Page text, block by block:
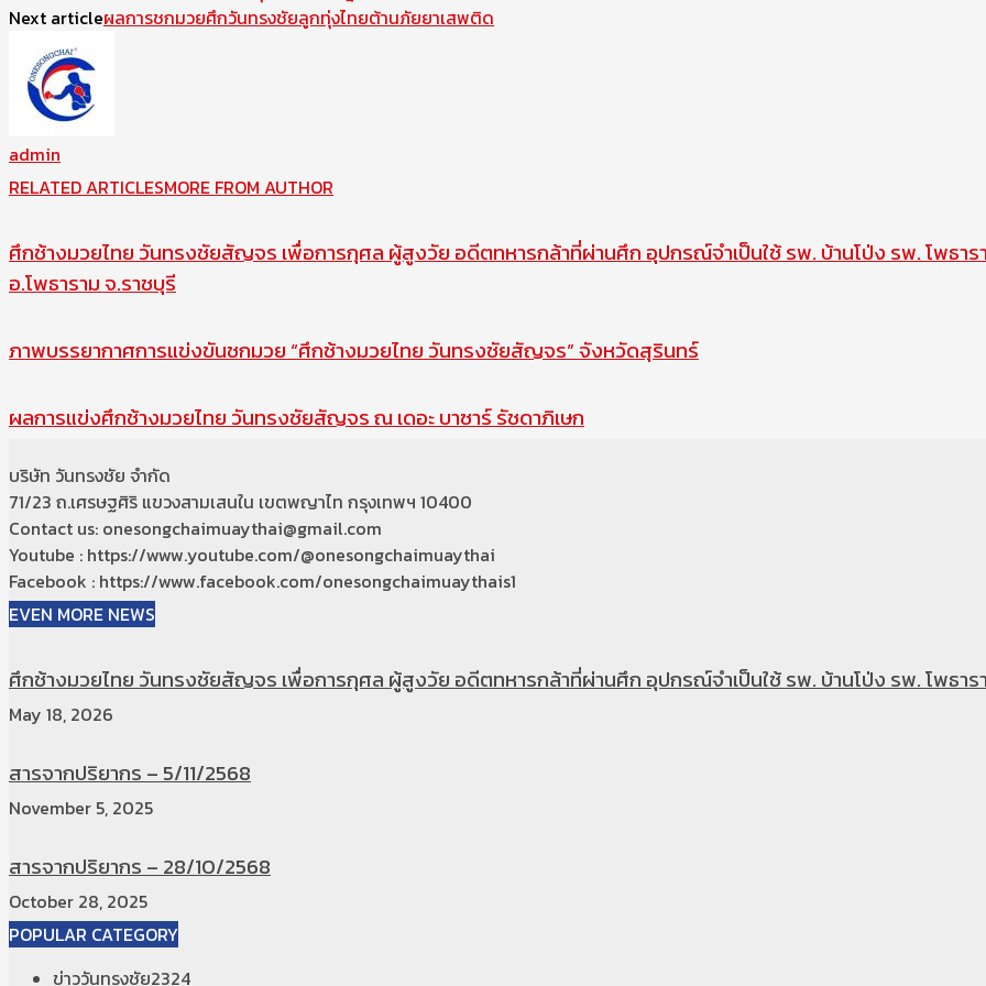
Next articleผลการชกมวยศึกวันทรงชัยลูกทุ่งไทยต้านภัยยาเสพติด
admin
RELATED ARTICLESMORE FROM AUTHOR
ศึกช้างมวยไทย วันทรงชัยสัญจร เพื่อการกุศล ผู้สูงวัย อดีตทหารกล้าที่ผ่านศึก อุปกรณ์จำเป็นใช้ รพ. บ้านโป่ง รพ. โพธา
อ.โพธาราม จ.ราชบุรี
ภาพบรรยากาศการแข่งขันชกมวย “ศึกช้างมวยไทย วันทรงชัยสัญจร” จังหวัดสุรินทร์
ผลการแข่งศึกช้างมวยไทย วันทรงชัยสัญจร ณ เดอะ บาซาร์ รัชดาภิเษก
บริษัท วันทรงชัย จำกัด
71/23 ถ.เศรษฐศิริ แขวงสามเสนใน เขตพญาไท กรุงเทพฯ 10400
Contact us: onesongchaimuaythai@gmail.com
Youtube : https://www.youtube.com/@onesongchaimuaythai
Facebook : https://www.facebook.com/onesongchaimuaythais1
EVEN MORE NEWS
ศึกช้างมวยไทย วันทรงชัยสัญจร เพื่อการกุศล ผู้สูงวัย อดีตทหารกล้าที่ผ่านศึก อุปกรณ์จำเป็นใช้ รพ. บ้านโป่ง รพ. โพธารา
May 18, 2026
สารจากปริยากร – 5/11/2568
November 5, 2025
สารจากปริยากร – 28/10/2568
October 28, 2025
POPULAR CATEGORY
ข่าววันทรงชัย2324